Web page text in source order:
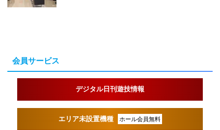
会員サービス
デジタル日刊遊技情報
エリア未設置機種 ホール会員無料